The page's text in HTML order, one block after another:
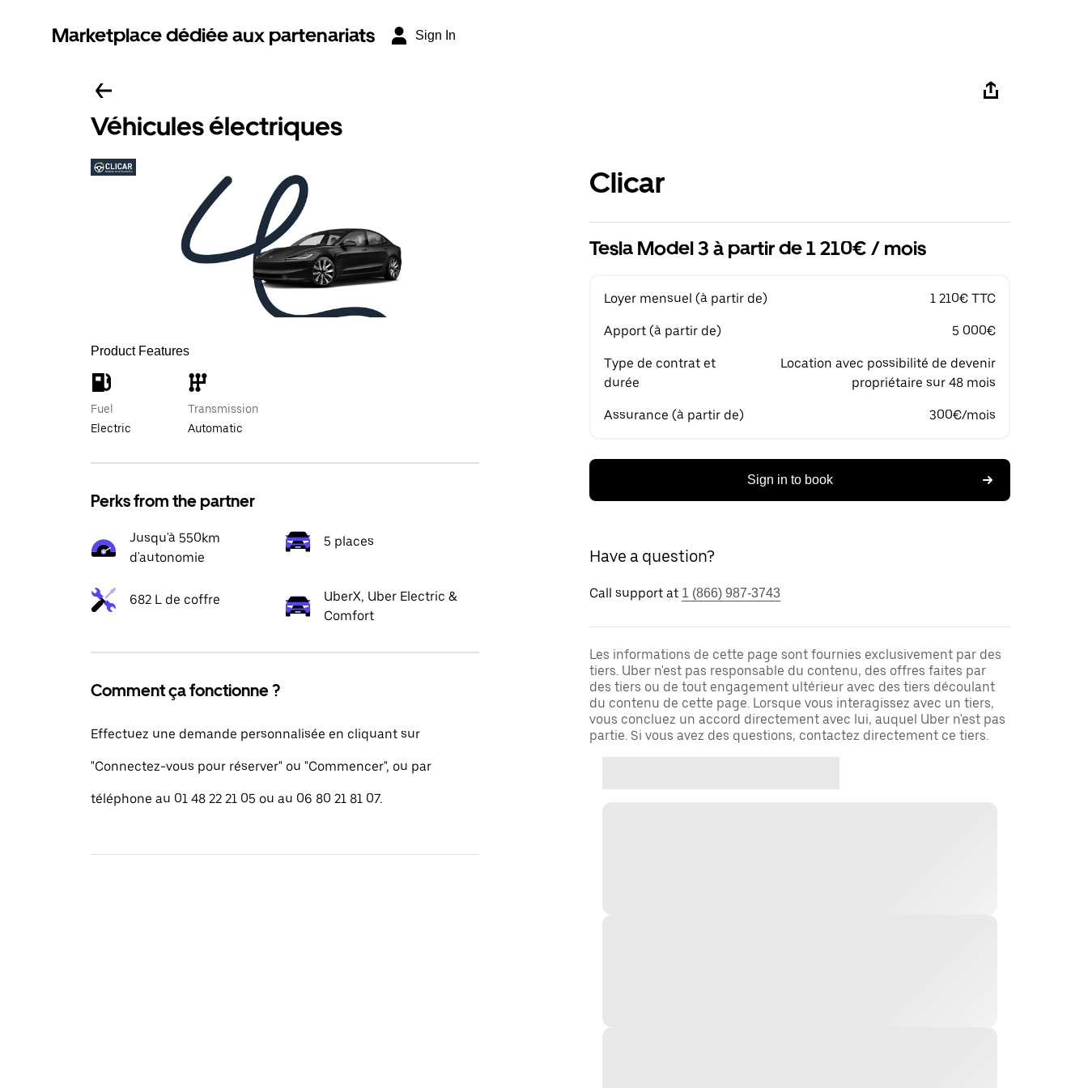
Marketplace dédiée aux partenariats Sign In
Véhicules électriques
Product Features
Fuel
Electric
Transmission
Automatic
Perks from the partner
Jusqu'à 550km
d'autonomie
5 places
682 L de coffre
UberX, Uber Electric &
Comfort
Comment ça fonctionne ?
Effectuez une demande personnalisée en cliquant sur
"Connectez-vous pour réserver" ou "Commencer", ou par
téléphone au 01 48 22 21 05 ou au 06 80 21 81 07.
Clicar
Tesla Model 3 à partir de 1 210€ / mois
Loyer mensuel (à partir de) 1 210€ TTC
Apport (à partir de) 5 000€
Type de contrat et
durée
Location avec possibilité de devenir
propriétaire sur 48 mois
Assurance (à partir de) 300€/mois
Sign in to book
Have a question?
Call support at 1 (866) 987-3743
Les informations de cette page sont fournies exclusivement par des
tiers. Uber n'est pas responsable du contenu, des offres faites par
des tiers ou de tout engagement ultérieur avec des tiers découlant
du contenu de cette page. Lorsque vous interagissez avec un tiers,
vous concluez un accord directement avec lui, auquel Uber n'est pas
partie. Si vous avez des questions, contactez directement ce tiers.